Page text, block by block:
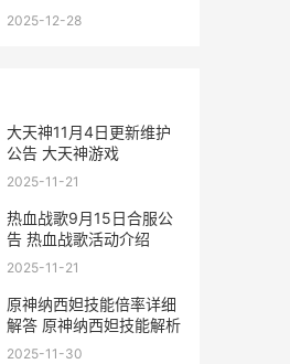
2025-12-28
大天神11月4日更新维护
公告 大天神游戏
2025-11-21
热血战歌9月15日合服公
告 热血战歌活动介绍
2025-11-21
原神纳西妲技能倍率详细
解答 原神纳西妲技能解析
2025-11-30